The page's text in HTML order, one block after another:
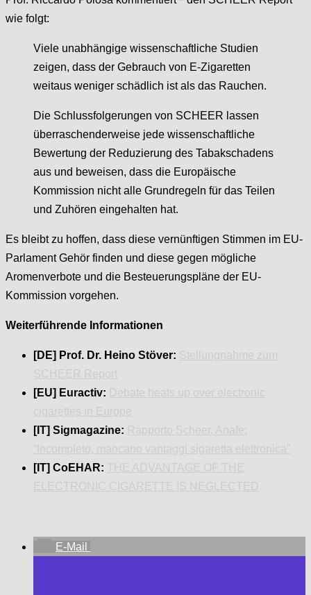
wie folgt:
Viele unabhängige wissenschaftliche Studien
zeigen, dass der Gebrauch von E-Zigaretten
weitaus weniger schädlich ist als das Rauchen.
Die Schlussfolgerungen von SCHEER lassen
überraschenderweise jede wissenschaftliche
Bewertung der Reduzierung des Tabakschadens
aus und beweisen, dass die Europäische
Kommission nicht alle Grundregeln für das Teilen
und Zuhören eingehalten hat.
Es bleibt zu hoffen, dass diese vernünftigen Stimmen im EU-
Parlament Gehör finden und diese gegen mögliche
Aromenverbote und die Besteuerungspläne der EU-
Kommission vorgehen.
Weiterführende Informationen
[DE] Prof. Dr. Heino Stöver:
[EU] Euractiv:
[IT] Sigmagazine:
[IT] CoEHAR:
E-Mail